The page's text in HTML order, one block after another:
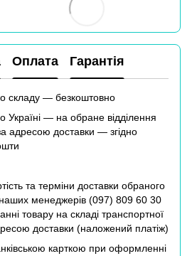
Оплата Гарантія
складу — безкоштовно
— на обране відділення
адресою доставки — згідно
та терміни доставки обраного
менеджерів (097) 809 60 30
товару на складі транспортної
доставки (наложений платіж)
карткою при оформленні